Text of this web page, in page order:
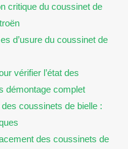
critique du coussinet de
d’usure du coussinet de
vérifier l’état des
démontage complet
coussinets de bielle :
des coussinets de